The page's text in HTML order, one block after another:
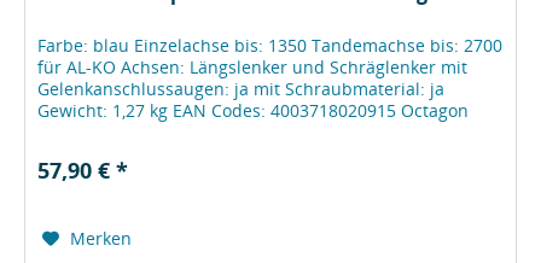
Farbe: blau Einzelachse bis: 1350 Tandemachse bis: 2700
für AL-KO Achsen: Längslenker und Schräglenker mit
Gelenkanschlussaugen: ja mit Schraubmaterial: ja
Gewicht: 1,27 kg EAN Codes: 4003718020915 Octagon
57,90 € *
Merken